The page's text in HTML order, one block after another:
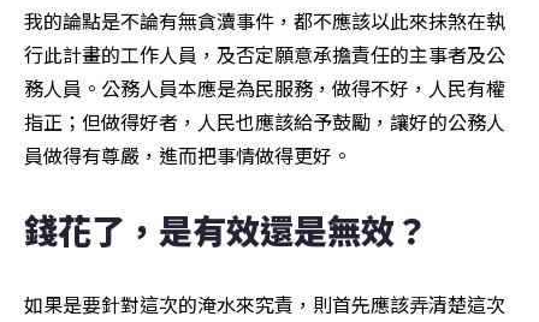
我的論點是不論有無貪瀆事件，都不應該以此來抹煞在執
行此計畫的工作人員，及否定願意承擔責任的主事者及公
務人員。公務人員本應是為民服務，做得不好，人民有權
指正；但做得好者，人民也應該給予鼓勵，讓好的公務人
員做得有尊嚴，進而把事情做得更好。
錢花了，是有效還是無效？
如果是要針對這次的淹水來究責，則首先應該弄清楚這次